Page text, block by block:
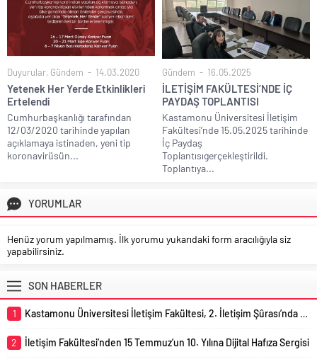
Duyurular, Gündem 14.03.2020
Yetenek Her Yerde Etkinlikleri
Ertelendi
Cumhurbaşkanlığı tarafından
12/03/2020 tarihinde yapılan
açıklamaya istinaden, yeni tip
koronavirüsün...
Gündem 16.05.2025
İLETİŞİM FAKÜLTESİ’NDE İÇ
PAYDAŞ TOPLANTISI
Kastamonu Üniversitesi İletişim
Fakültesi’nde 15.05.2025 tarihinde
İç Paydaş
Toplantısıgerçekleştirildi.
Toplantıya...
YORUMLAR
Henüz yorum yapılmamış. İlk yorumu yukarıdaki form aracılığıyla siz
yapabilirsiniz.
SON HABERLER
1 Kastamonu Üniversitesi İletişim Fakültesi, 2. İletişim Şûrası’nda Temsil Edildi
2 İletişim Fakültesi’nden 15 Temmuz’un 10. Yılına Dijital Hafıza Sergisi